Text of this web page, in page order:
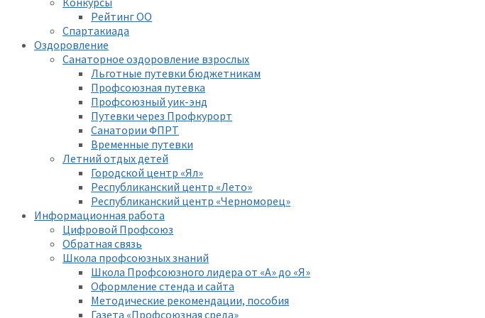
Рейтинг ОО
Спартакиада
Оздоровление
Санаторное оздоровление взрослых
Льготные путевки бюджетникам
Профсоюзная путевка
Профсоюзный уик-энд
Путевки через Профкурорт
Санатории ФПРТ
Временные путевки
Летний отдых детей
Городской центр «Ял»
Республиканский центр «Лето»
Республиканский центр «Черноморец»
Информационная работа
Цифровой Профсоюз
Обратная связь
Школа профсоюзных знаний
Школа Профсоюзного лидера от «А» до «Я»
Оформление стенда и сайта
Методические рекомендации, пособия
Газета «Профсоюзная среда»